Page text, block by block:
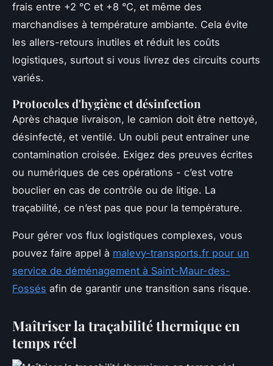
frais entre +2 °C et +8 °C, et même des
marchandises à température ambiante. Cela évite
les allers-retours inutiles et réduit les coûts
logistiques, surtout si vous livrez des circuits courts
variés.
Protocoles d'hygiène et désinfection
Après chaque livraison, le camion doit être nettoyé,
désinfecté, et ventilé. Un oubli peut entraîner une
contamination croisée. Exigez des preuves écrites
ou numériques de ces opérations - c’est votre
bouclier en cas de contrôle ou de litige. La
traçabilité, ce n’est pas que pour la température.
Pour gérer vos flux logistiques complexes, vous
pouvez faire appel à malevy-transports.fr pour un
service de déménagement à Saint-Maur-des-
Fossés afin de garantir une transition sans risque.
Maîtriser la traçabilité thermique en
temps réel